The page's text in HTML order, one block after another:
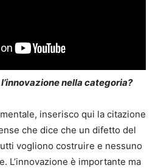
nella categoria?
inserisco qui la citazione
che dice che un difetto del
vogliono costruire e nessuno
L’innovazione è importante ma